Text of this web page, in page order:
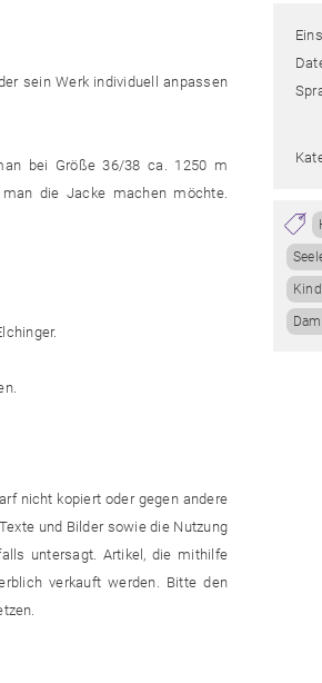
sein Werk individuell anpassen
bei Größe 36/38 ca. 1250 m
die Jacke machen möchte.
nicht kopiert oder gegen andere
und Bilder sowie die Nutzung
untersagt. Artikel, die mithilfe
verkauft werden. Bitte den